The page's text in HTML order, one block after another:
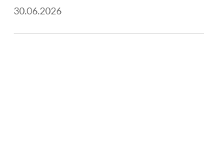
30.06.2026